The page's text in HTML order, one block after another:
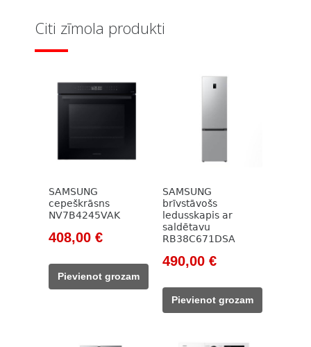
Citi zīmola produkti
SAMSUNG
cepeškrāsns
NV7B4245VAK
Original
was:
493,00 €.
408,00 €Current
408,00 €.
Pievienot grozam
SAMSUNG
brīvstāvošs
ledusskapis ar
saldētavu
RB38C671DSA
Original
was:
708,00 €.
490,00 €Current
490,00 €.
Pievienot grozam